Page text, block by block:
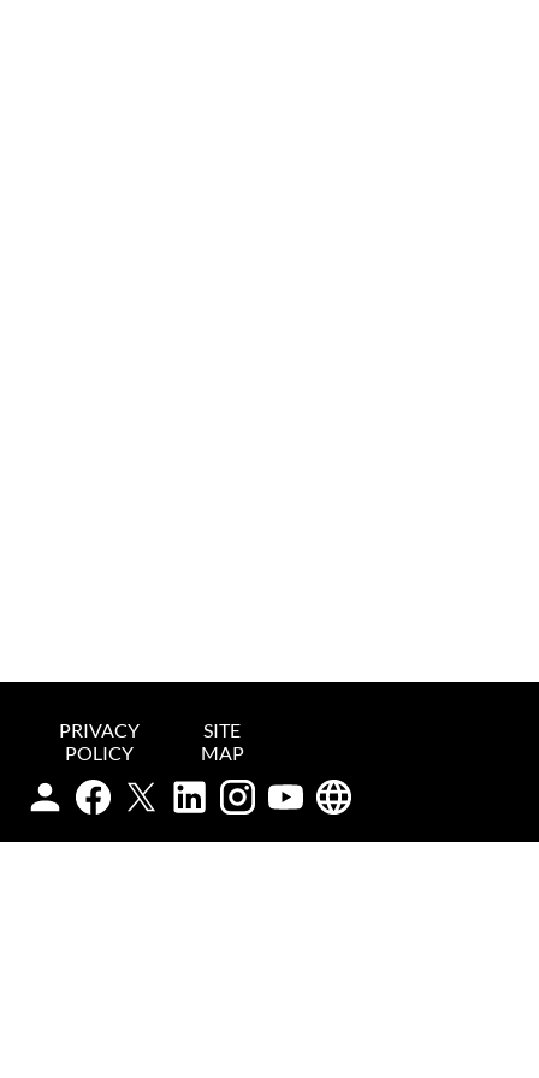
PRIVACY
POLICY
SITE
MAP